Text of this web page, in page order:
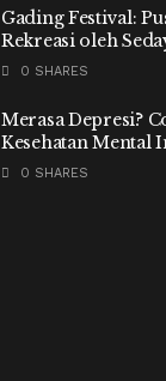
Gading Festival:
Rekreasi oleh
0 SHARES
Merasa Depresi?
Kesehatan Mental
0 SHARES